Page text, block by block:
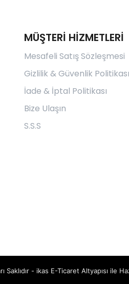
MÜŞTERİ HİZMETLERİ
Mesafeli Satış Sözleşmesi
Gizlilik & Güvenlik Politikası
İade & İptal Politikası
Bize Ulaşın
S.S.S
Saklıdır - ikas E-Ticaret Altyapısı ile